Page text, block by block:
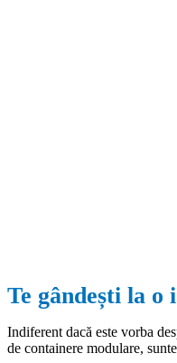
Te gândești la
Indiferent dacă este vorba
de containere modulare,